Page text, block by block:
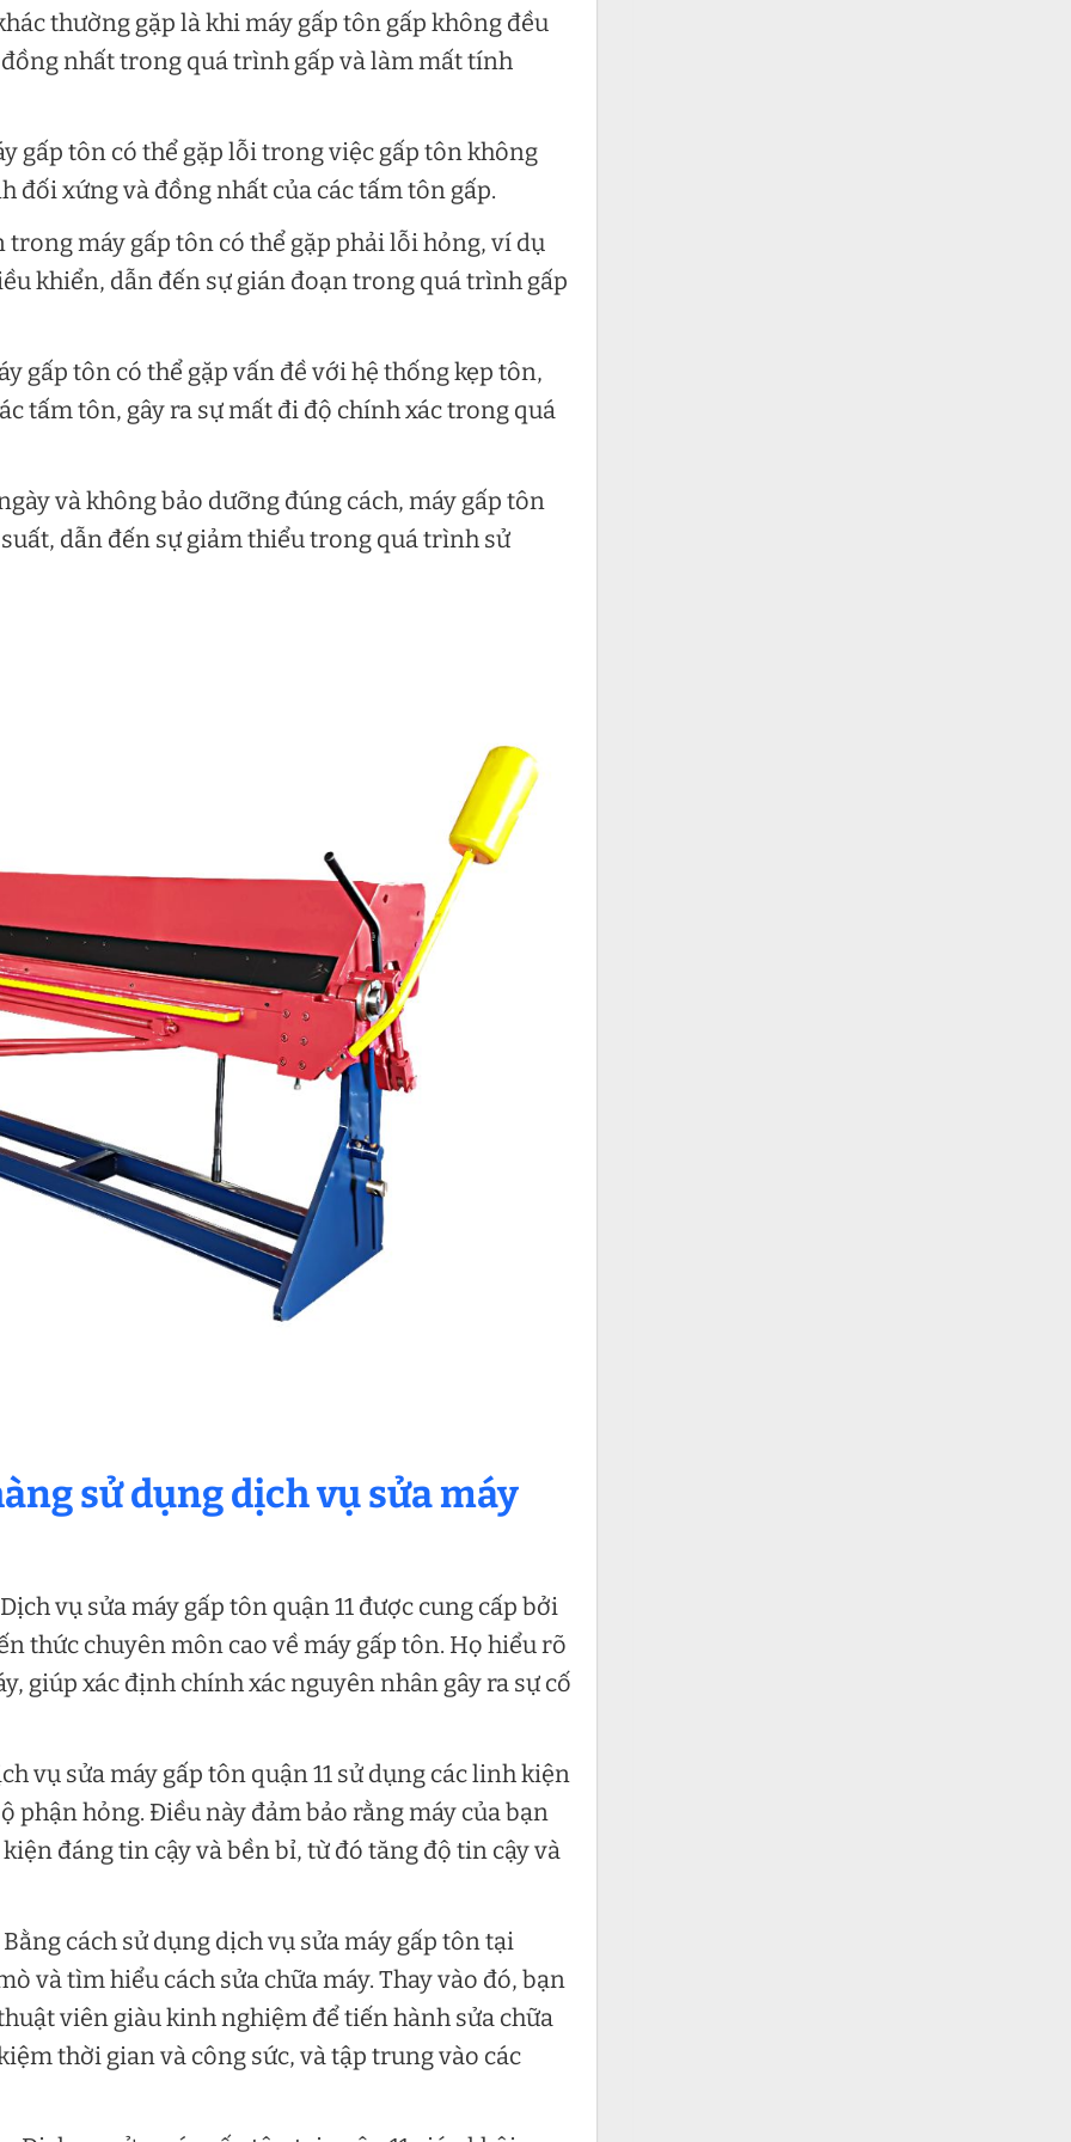
thường gặp là khi máy gấp tôn gấp không đều
nhất trong quá trình gấp và làm mất tính
gấp tôn có thể gặp lỗi trong việc gấp tôn không
đối xứng và đồng nhất của các tấm tôn gấp.
máy gấp tôn có thể gặp phải lỗi hỏng, ví dụ
khiển, dẫn đến sự gián đoạn trong quá trình gấp
gấp tôn có thể gặp vấn đề với hệ thống kẹp tôn,
tấm tôn, gây ra sự mất đi độ chính xác trong quá
và không bảo dưỡng đúng cách, máy gấp tôn
dẫn đến sự giảm thiểu trong quá trình sử
sử dụng dịch vụ sửa máy
vụ sửa máy gấp tôn quận 11 được cung cấp bởi
thức chuyên môn cao về máy gấp tôn. Họ hiểu rõ
giúp xác định chính xác nguyên nhân gây ra sự cố
vụ sửa máy gấp tôn quận 11 sử dụng các linh kiện
phận hỏng. Điều này đảm bảo rằng máy của bạn
đáng tin cậy và bền bỉ, từ đó tăng độ tin cậy và
cách sử dụng dịch vụ sửa máy gấp tôn tại
và tìm hiểu cách sửa chữa máy. Thay vào đó, bạn
viên giàu kinh nghiệm để tiến hành sửa chữa
thời gian và công sức, và tập trung vào các